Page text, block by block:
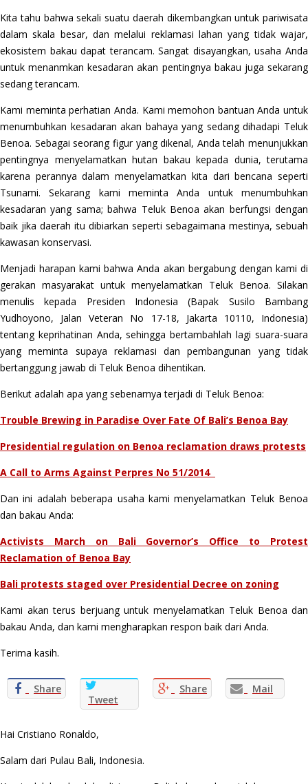
Kita tahu bahwa sekali suatu daerah dikembangkan untuk pariwisata
dalam skala besar, dan melalui reklamasi lahan yang tidak wajar,
ekosistem bakau dapat terancam. Sangat disayangkan, usaha Anda
untuk menanmkan kesadaran akan pentingnya bakau juga sekarang
sedang terancam.
Kami meminta perhatian Anda. Kami memohon bantuan Anda untuk
menumbuhkan kesadaran akan bahaya yang sedang dihadapi Teluk
Benoa. Sebagai seorang figur yang dikenal, Anda telah menunjukkan
pentingnya menyelamatkan hutan bakau kepada dunia, terutama
karena perannya dalam menyelamatkan kita dari bencana seperti
Tsunami. Sekarang kami meminta Anda untuk menumbuhkan
kesadaran yang sama; bahwa Teluk Benoa akan berfungsi dengan
baik jika daerah itu dibiarkan seperti sebagaimana mestinya, sebuah
kawasan konservasi.
Menjadi harapan kami bahwa Anda akan bergabung dengan kami di
gerakan masyarakat untuk menyelamatkan Teluk Benoa. Silakan
menulis kepada Presiden Indonesia (Bapak Susilo Bambang
Yudhoyono, Jalan Veteran No 17-18, Jakarta 10110, Indonesia)
tentang keprihatinan Anda, sehingga bertambahlah lagi suara-suara
yang meminta supaya reklamasi dan pembangunan yang tidak
bertanggung jawab di Teluk Benoa dihentikan.
Berikut adalah apa yang sebenarnya terjadi di Teluk Benoa:
Trouble Brewing in Paradise Over Fate Of Bali’s Benoa Bay
Presidential regulation on Benoa reclamation draws protests
A Call to Arms Against Perpres No 51/2014
Dan ini adalah beberapa usaha kami menyelamatkan Teluk Benoa
dan bakau Anda:
Activists March on Bali Governor’s Office to Protest
Reclamation of Benoa Bay
Bali protests staged over Presidential Decree on zoning
Kami akan terus berjuang untuk menyelamatkan Teluk Benoa dan
bakau Anda, dan kami mengharapkan respon baik dari Anda.
Terima kasih.
Share
Tweet
Share Mail
Hai Cristiano Ronaldo,
Salam dari Pulau Bali, Indonesia.